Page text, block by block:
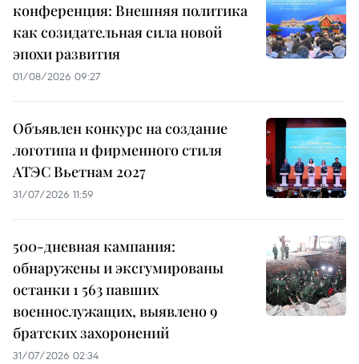
конференция: Внешняя политика
как созидательная сила новой
эпохи развития
01/08/2026 09:27
Объявлен конкурс на создание
логотипа и фирменного стиля
АТЭС Вьетнам 2027
31/07/2026 11:59
500-дневная кампания:
обнаружены и эксгумированы
останки 1 563 павших
военнослужащих, выявлено 9
братских захоронений
31/07/2026 02:34